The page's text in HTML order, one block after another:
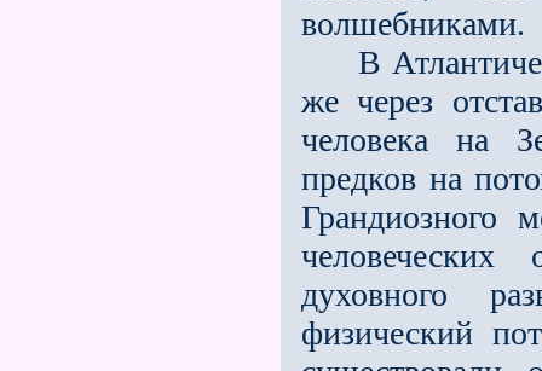
волшебниками.
В
же через
человека на
предков на
Грандиозного
духовного
физический